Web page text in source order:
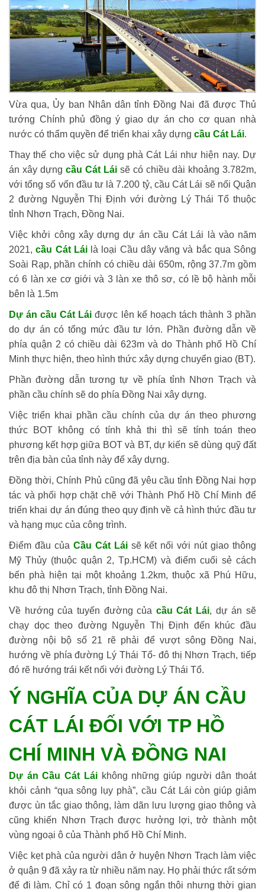
Vừa qua, Ủy ban Nhân dân tỉnh Đồng Nai đã được Thủ
tướng Chính phủ đồng ý giao dự án cho cơ quan nhà
nước có thẩm quyền để triển khai xây dựng cầu Cát Lái.
Thay thế cho việc sử dụng phà Cát Lái như hiện nay. Dự
án xây dựng cầu Cát Lái sẽ có chiều dài khoảng 3.782m,
với tổng số vốn đầu tư là 7.200 tỷ, cầu Cát Lái sẽ nối Quận
2 đường Nguyễn Thị Định với đường Lý Thái Tổ thuộc
tỉnh Nhơn Trạch, Đồng Nai.
Việc khởi công xây dựng dự án cầu Cát Lái là vào năm
2021, cầu Cát Láilà loại Cầu dây văng và bắc qua Sông
Soài Rạp, phần chính có chiều dài 650m, rộng 37.7m gồm
có 6 làn xe cơ giới và 3 làn xe thô sơ, có lề bộ hành mỗi
bên là 1.5m
Dự án cầu Cát Lái được lên kế hoạch tách thành 3 phần
do dự án có tổng mức đầu tư lớn. Phần đường dẫn về
phía quận 2 có chiều dài 623m và do Thành phố Hồ Chí
Minh thực hiện, theo hình thức xây dựng chuyển giao (BT).
Phần đường dẫn tương tự về phía tỉnh Nhơn Trạch và
phần cầu chính sẽ do phía Đồng Nai xây dựng.
Việc triển khai phần cầu chính của dự án theo phương
thức BOT không có tính khả thi thì sẽ tính toán theo
phương kết hợp giữa BOT và BT, dự kiến sẽ dùng quỹ đất
trên địa bàn của tỉnh này để xây dựng.
Đồng thời, Chính Phủ cũng đã yêu cầu tỉnh Đồng Nai hợp
tác và phối hợp chặt chẽ với Thành Phố Hồ Chí Minh để
triển khai dự án đúng theo quy định về cả hình thức đầu tư
và hạng mục của công trình.
Điểm đầu của Cầu Cát Láisẽ kết nối với nút giao thông
Mỹ Thủy (thuộc quận 2, Tp.HCM) và điểm cuối sẻ cách
bến phà hiện tại một khoảng 1.2km, thuộc xã Phú Hữu,
khu đô thị Nhơn Trạch, tỉnh Đồng Nai.
Về hướng của tuyến đường của cầu Cát Lái, dự án sẽ
chạy dọc theo đường Nguyễn Thị Định đến khúc đầu
đường nội bộ số 21 rẽ phải để vượt sông Đồng Nai,
hướng về phía đường Lý Thái Tổ- đô thị Nhơn Trạch, tiếp
đó rẽ hướng trái kết nối với đường Lý Thái Tổ.
Ý NGHĨA CỦA DỰ ÁN CẦU
CÁT LÁI ĐỐI VỚI TP HỒ
CHÍ MINH VÀ ĐỒNG NAI
Dự án Cầu Cát Láikhông những giúp người dân thoát
khỏi cảnh “qua sông lụy phà”, cầu Cát Lái còn giúp giảm
được ùn tắc giao thông, làm dãn lưu lượng giao thông và
cũng khiến Nhơn Trạch được hưởng lợi, trở thành một
vùng ngoại ô của Thành phố Hồ Chí Minh.
Việc kẹt phà của người dân ở huyện Nhơn Trạch làm việc
ở quận 9 đã xảy ra từ nhiều năm nay. Họ phải thức rất sớm
để đi làm. Chỉ có 1 đoạn sông ngắn thôi nhưng thời gian